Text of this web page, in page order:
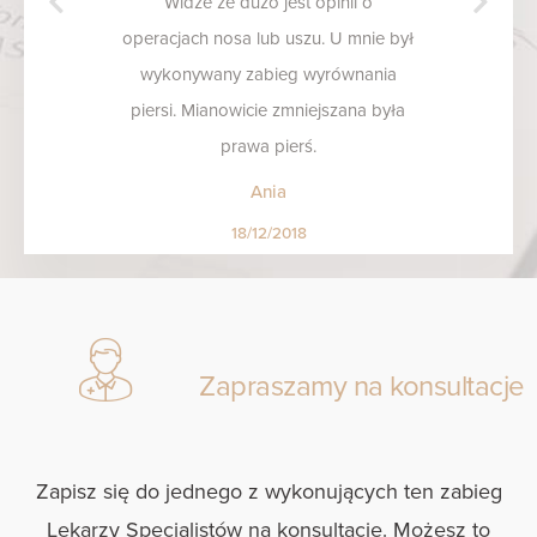
operacjach nosa lub uszu. U mnie był
wykonywany zabieg wyrównania
piersi. Mianowicie zmniejszana była
prawa pierś.
Lekarz bardzo profesjonalny, cały
tego ze jestem w klasie maturalnej to
Operacja się udała, doskonały
nad pacjentem tez bardzo dobra. Od
Ania
18/12/2018
Zapraszamy na konsultacje
Zapisz się do jednego z wykonujących ten zabieg
Lekarzy Specjalistów na konsultacje. Możesz to